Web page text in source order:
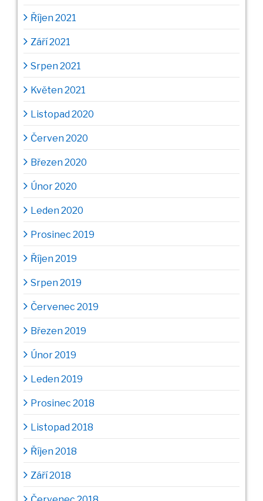
Říjen 2021
Září 2021
Srpen 2021
Květen 2021
Listopad 2020
Červen 2020
Březen 2020
Únor 2020
Leden 2020
Prosinec 2019
Říjen 2019
Srpen 2019
Červenec 2019
Březen 2019
Únor 2019
Leden 2019
Prosinec 2018
Listopad 2018
Říjen 2018
Září 2018